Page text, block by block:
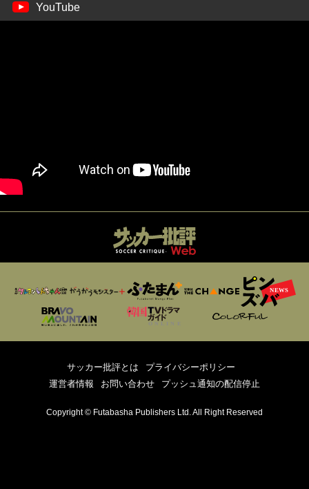
YouTube
サッカー批評とは
プライバシーポリシー
運営者情報
お問い合わせ プッシュ通知の配信停止
Copyright © Futabasha Publishers Ltd. All Right Reserved